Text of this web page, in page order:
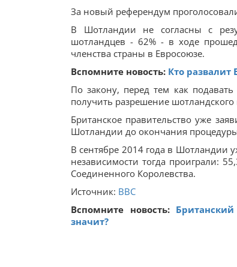
За новый референдум
В Шотландии не согласны с
шотландцев - 62% - в ходе
членства страны в Евросоюзе.
Вспомните новость: Кто развалит
По закону, перед тем как
получить разрешение шотландского
Британское правительство уже
Шотландии до окончания
В сентябре 2014 года в Шотландии
независимости тогда проиграли:
Соединенного Королевства.
Источник: BBC
Вспомните новость:
значит?